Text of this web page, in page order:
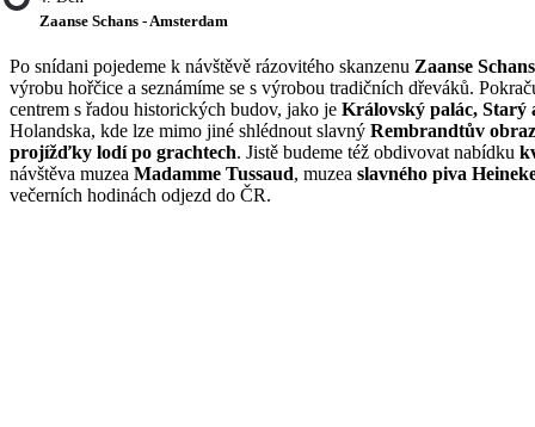
Zaanse Schans - Amsterdam
Po snídani pojedeme k návštěvě rázovitého skanzenu Zaanse
výrobu hořčice a seznámíme se s výrobou tradičních dřeváků.
centrem s řadou historických budov, jako je Královský palác, Starý
Holandska, kde lze mimo jiné shlédnout slavný Rembrandtův
projížďky lodí po grachtech. Jistě budeme též obdivovat nabídku
návštěva muzea Madamme Tussaud, muzea slavného piva
večerních hodinách odjezd do ČR.